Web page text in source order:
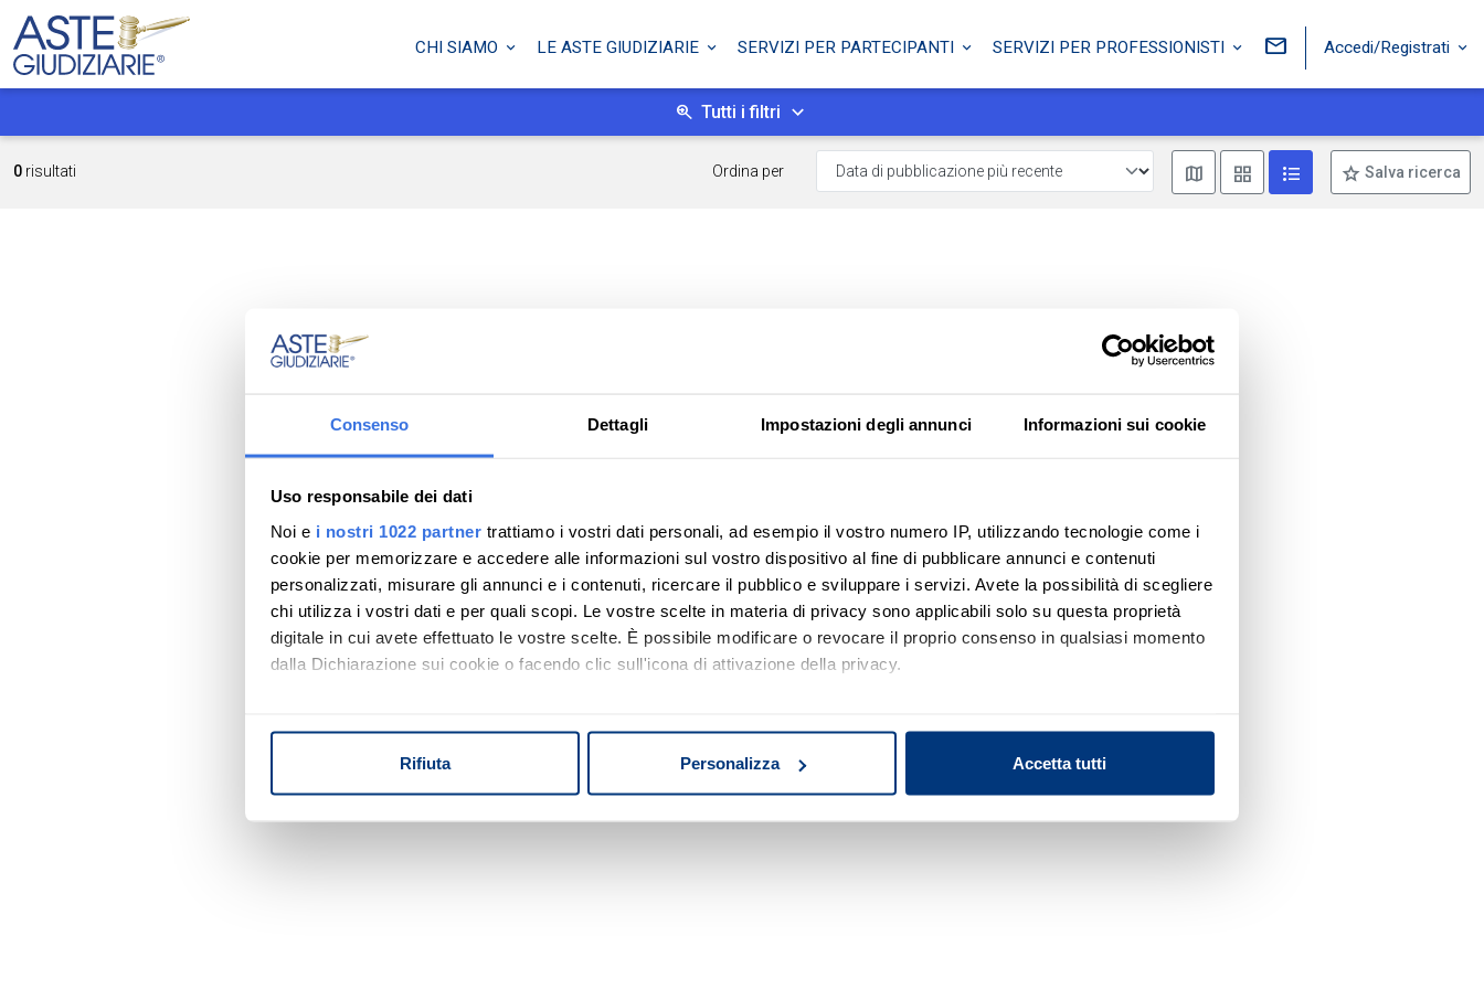
Consenso Dettagli Impostazioni degli annunci Informazioni sui cookie
Uso responsabile dei dati
Noi e i nostri 1022 partner trattiamo i vostri dati personali, ad esempio il vostro numero IP, utilizzando tecnologie come i
cookie per memorizzare e accedere alle informazioni sul vostro dispositivo al fine di pubblicare annunci e contenuti
personalizzati, misurare gli annunci e i contenuti, ricercare il pubblico e sviluppare i servizi. Avete la possibilità di scegliere
chi utilizza i vostri dati e per quali scopi. Le vostre scelte in materia di privacy sono applicabili solo su questa proprietà
digitale in cui avete effettuato le vostre scelte. È possibile modificare o revocare il proprio consenso in qualsiasi momento
dalla Dichiarazione sui cookie o facendo clic sull'icona di attivazione della privacy.
Identificare il tuo dispositivo, scansionandolo attivamente alla ricerca di caratteristiche specifiche (impronte
digitali).
Rifiuta Personalizza Accetta tutti
CHI SIAMO LE ASTE GIUDIZIARIE SERVIZI PER PARTECIPANTI SERVIZI PER PROFESSIONISTI Accedi/Registrati
Tutti i filtri
0 risultati Ordina per Mostra mappaMostra come box
Mostra come lista
Salva ricerca
Nessun risultato di ricerca
Prova a modificare o rimuovere alcuni filtri o
a cambiare l'area di ricerca.